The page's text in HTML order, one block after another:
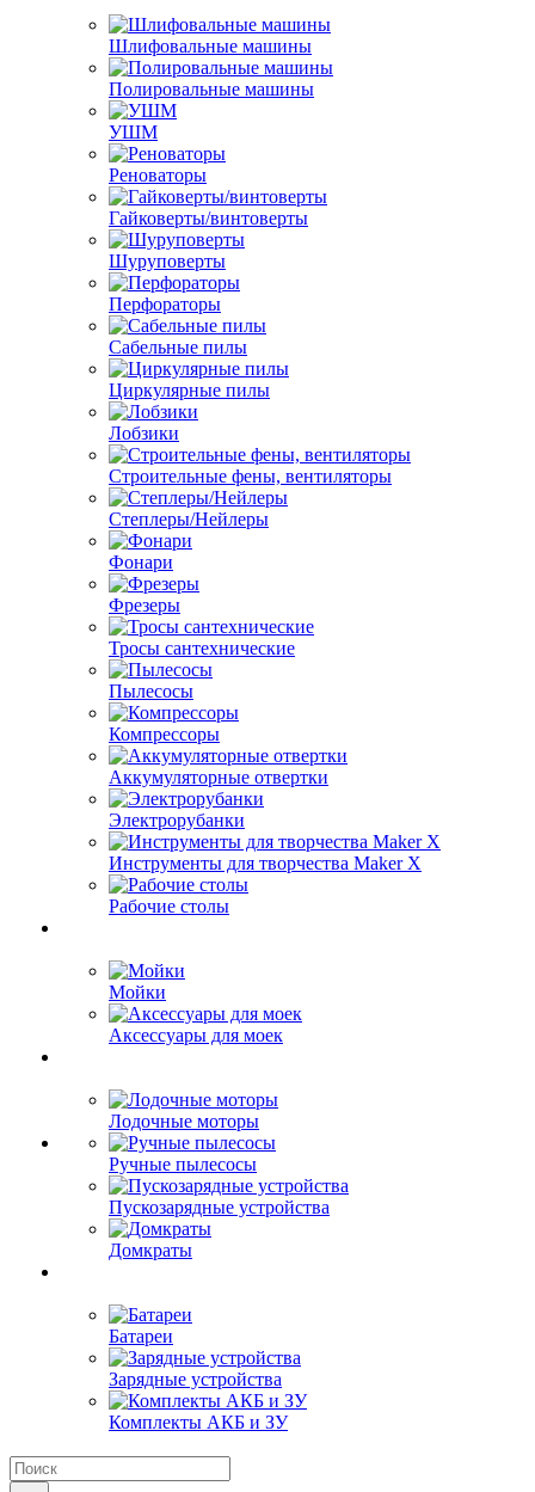
Шлифовальные машины
Полировальные машины
УШМ
Реноваторы
Гайковерты/винтоверты
Шуруповерты
Перфораторы
Сабельные пилы
Циркулярные пилы
Лобзики
Строительные фены, вентиляторы
Степлеры/Нейлеры
Фонари
Фрезеры
Тросы сантехнические
Пылесосы
Компрессоры
Аккумуляторные отвертки
Электрорубанки
Инструменты для творчества Maker X
Рабочие столы
Мойки
Аксессуары для моек
Лодочные моторы
Ручные пылесосы
Пускозарядные устройства
Домкраты
Батареи
Зарядные устройства
Комплекты АКБ и ЗУ